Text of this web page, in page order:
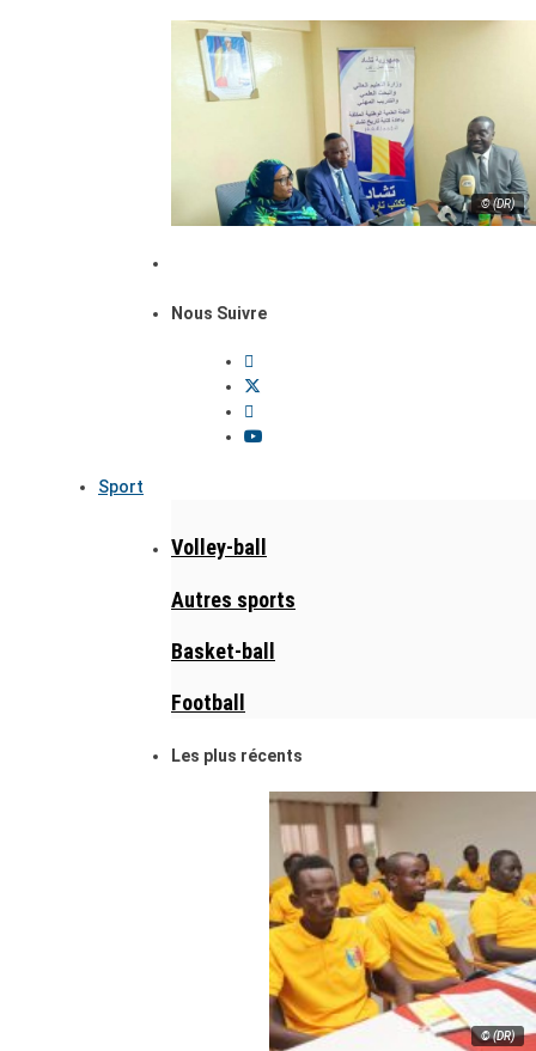
© (DR)
Nous Suivre
Sport
Volley-ball
Autres sports
Basket-ball
Football
Les plus récents
© (DR)